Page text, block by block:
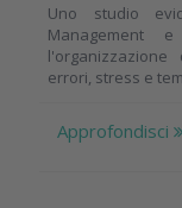
Uno studio
Management
errori, stress e
Approfondisci